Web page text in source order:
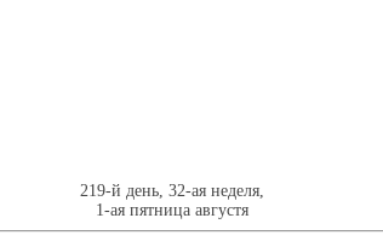
219-й день, 32-ая неделя,
1-ая пятница августя